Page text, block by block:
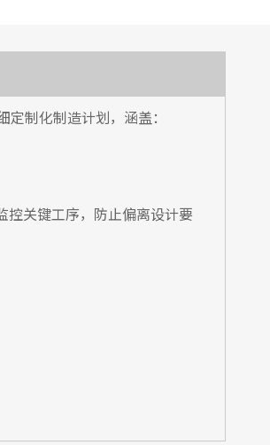
制化制造计划，涵盖：
控关键工序，防止偏离设计要